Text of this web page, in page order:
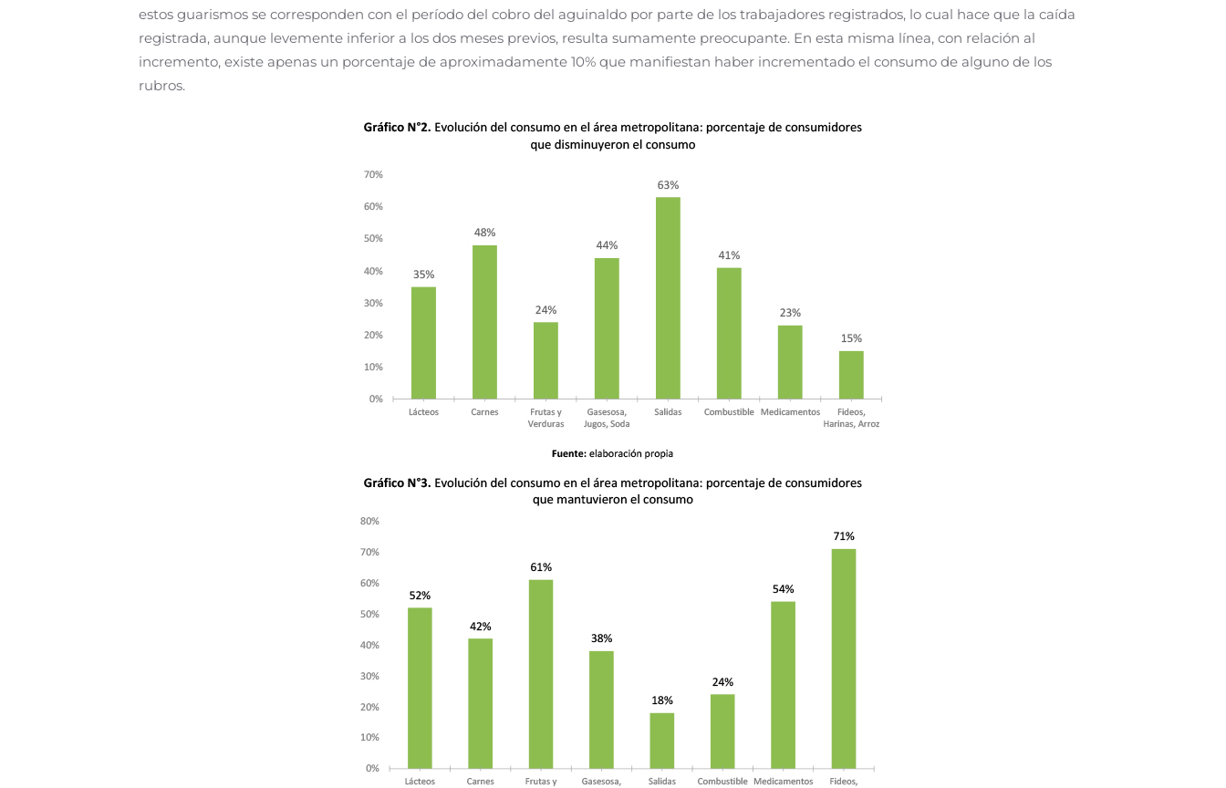
estos guarismos se corresponden con el período del cobro del aguinaldo por parte de los trabajadores registrados, lo cual hace que la caída
registrada, aunque levemente inferior a los dos meses previos, resulta sumamente preocupante. En esta misma línea, con relación al
incremento, existe apenas un porcentaje de aproximadamente 10% que manifiestan haber incrementado el consumo de alguno de los
rubros.